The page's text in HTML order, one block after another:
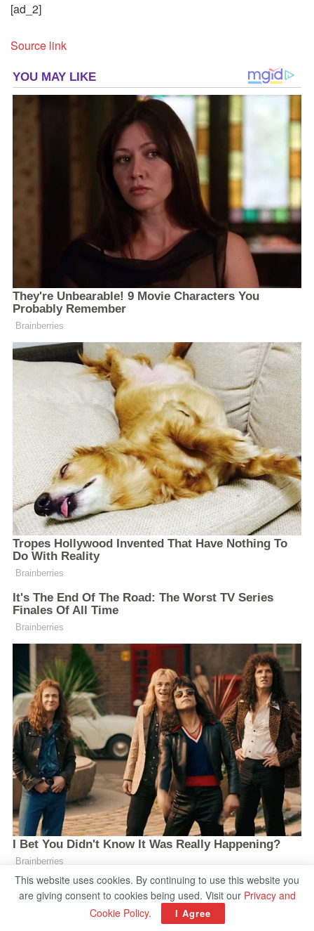
[ad_2]
Source link
This website uses cookies. By continuing to use this website you
are giving consent to cookies being used. Visit our Privacy and
Cookie Policy. I Agree